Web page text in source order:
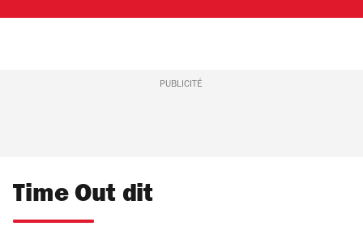
PUBLICITÉ
Time Out dit